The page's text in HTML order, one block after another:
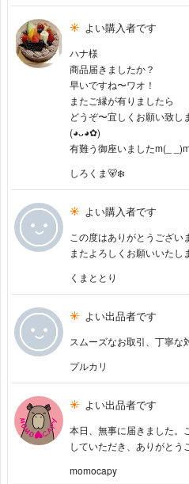
よい購入者です
ハナ様
商品届きましたか？
早いですね〜ワオ！
またご縁が有りましたら
どうぞ〜宜しくお願い致し
(⁠◕⁠ᴗ⁠◕⁠✿⁠)
有難う御座いましたm(_
しろくま🐻‍❄️
よい購入者です
この度はありがとうござい
またよろしくお願いいたし
くまととり
よい出品者です
スムーズなお取引、丁寧な
プルカリ
よい出品者です
本日、無事に届きました。
していただき、ありがとう
momocapy